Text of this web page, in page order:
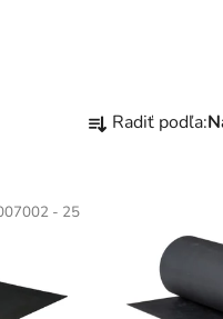
a Radiť podľa:
- 25